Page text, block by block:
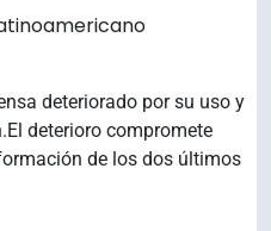
deteriorado por su uso y
deterioro compromete
de los dos últimos